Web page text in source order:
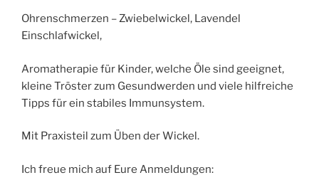
Ohrenschmerzen – Zwiebelwickel, Lavendel
Einschlafwickel,
Aromatherapie für Kinder, welche Öle sind geeignet,
kleine Tröster zum Gesundwerden und viele hilfreiche
Tipps für ein stabiles Immunsystem.
Mit Praxisteil zum Üben der Wickel.
Ich freue mich auf Eure Anmeldungen: